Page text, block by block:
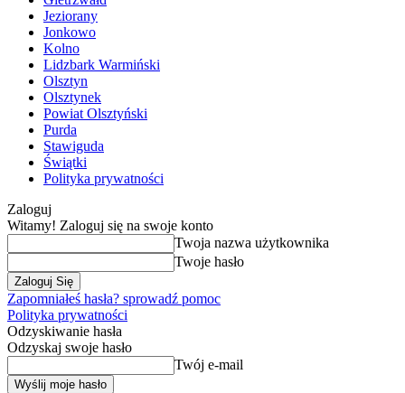
Jeziorany
Jonkowo
Kolno
Lidzbark Warmiński
Olsztyn
Olsztynek
Powiat Olsztyński
Purda
Stawiguda
Świątki
Polityka prywatności
Zaloguj
Witamy! Zaloguj się na swoje konto
Twoja nazwa użytkownika
Twoje hasło
Zapomniałeś hasła? sprowadź pomoc
Polityka prywatności
Odzyskiwanie hasła
Odzyskaj swoje hasło
Twój e-mail